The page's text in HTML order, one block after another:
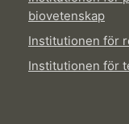
biovetenskap
Institutionen för
Institutionen för